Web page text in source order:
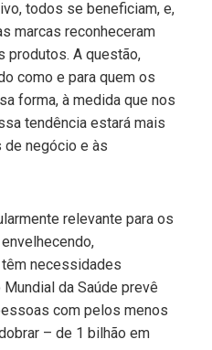
todos se beneficiam, e,
marcas reconheceram
produtos. A questão,
como e para quem os
forma, à medida que nos
tendência estará mais
de negócio e às
relevante para os
necessidades
da Saúde prevê
com pelos menos
– de 1 bilhão em